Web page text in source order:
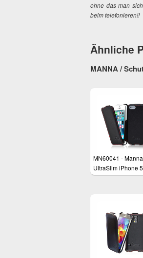
ohne das man
beim telefonieren!!
Ähnliche
MANNA /
MN60041 - Manna
UltraSlim iPhone
iPhone 5s